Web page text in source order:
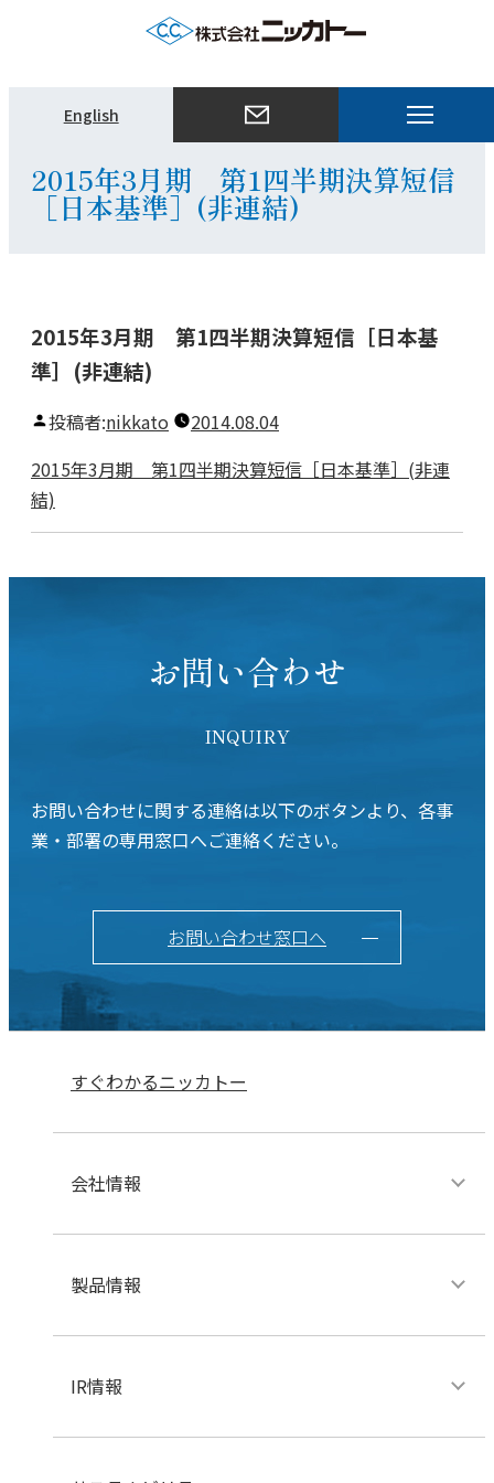
English
ュ
ー
2015年3月期 第1四半期決算短信
［日本基準］(非連結)
2015年3月期 第1四半期決算短信［日本基
準］(非連結)
投稿者:nikkato
2014.08.04
2015年3月期 第1四半期決算短信［日本基準］(非連
結)
お問い合わせ
INQUIRY
お問い合わせに関する連絡は以下のボタンより、各事
業・部署の専用窓口へご連絡ください。
お問い合わせ窓口へ
すぐわかるニッカトー
会社情報
製品情報
IR情報